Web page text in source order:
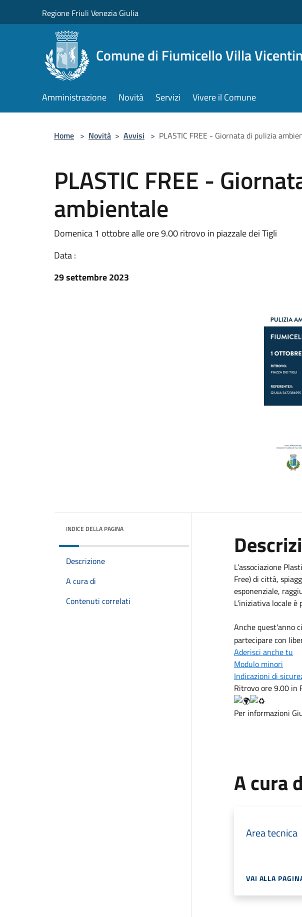
Regione Friuli Venezia Giulia
Comune di Fiumicello Villa
Amministrazione Novità Servizi Vivere il Comune
Home > Novità > Avvisi > PLASTIC FREE - Giornata di pulizia
PLASTIC FREE -
ambientale
Domenica 1 ottobre alle ore 9.00 ritrovo in piazzale dei Tigli
Data :
29 settembre 2023
INDICE DELLA PAGINA
Descrizione
A cura di
Contenuti correlati
L’associazione
Free) di città,
esponenziale,
L'iniziativa locale è
Anche quest'anno
partecipare con
Aderisci anche tu
Modulo minori
Indicazioni di
Ritrovo ore 9.00 in
Per informazioni
A cura
Area tecnica
VAI ALLA